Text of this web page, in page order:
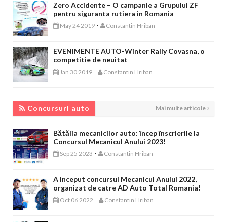
Zero Accidente – O campanie a Grupului ZF
pentru siguranta rutiera in Romania
May 24 2019 - Constantin Hriban
EVENIMENTE AUTO-Winter Rally Covasna, o
competitie de neuitat
Jan 30 2019 - Constantin Hriban
Concursuri auto Mai multe articole
Bătălia mecanicilor auto: încep înscrierile la
Concursul Mecanicul Anului 2023!
Sep 25 2023 - Constantin Hriban
A inceput concursul Mecanicul Anului 2022,
organizat de catre AD Auto Total Romania!
Oct 06 2022 - Constantin Hriban